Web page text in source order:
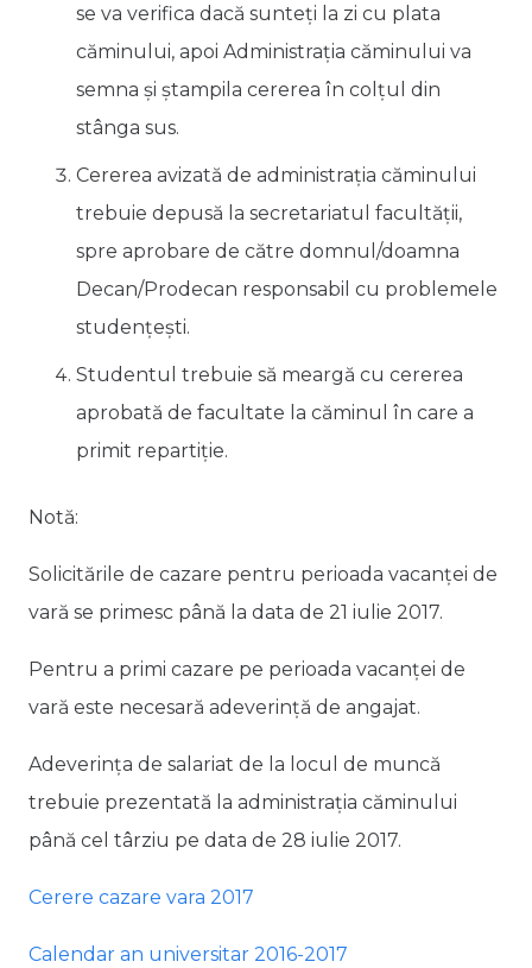
se va verifica dacă sunteți la zi cu plata
căminului, apoi Administrația căminului va
semna şi ștampila cererea în colţul din
stânga sus.
Cererea avizată de administrația căminului
trebuie depusă la secretariatul facultăţii,
spre aprobare de către domnul/doamna
Decan/Prodecan responsabil cu problemele
studenţeşti.
Studentul trebuie să meargă cu cererea
aprobată de facultate la căminul în care a
primit repartiţie.
Notă:
Solicitările de cazare pentru perioada vacanței de
vară se primesc până la data de 21 iulie 2017.
Pentru a primi cazare pe perioada vacanței de
vară este necesară adeverinţă de angajat.
Adeverinţa de salariat de la locul de muncă
trebuie prezentată la administrația căminului
până cel târziu pe data de 28 iulie 2017.
Cerere cazare vara 2017
Calendar an universitar 2016-2017